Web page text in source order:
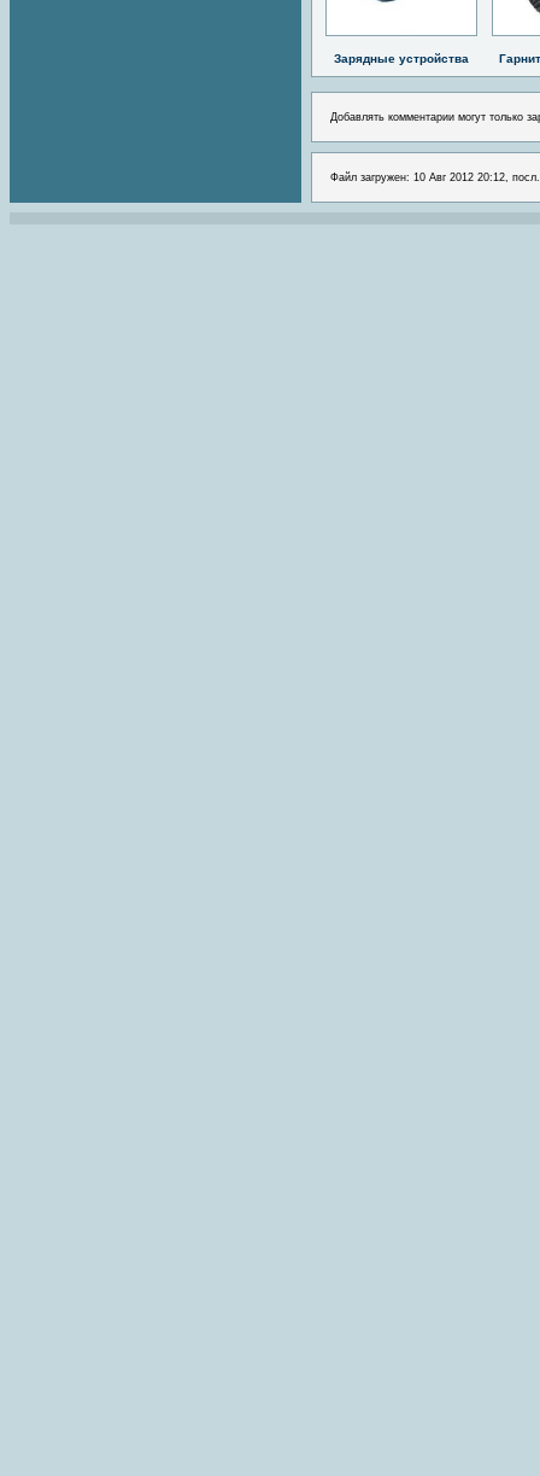
Зарядные устройства
Добавлять комментарии могут только
Файл загружен: 10 Авг 2012 20:12,